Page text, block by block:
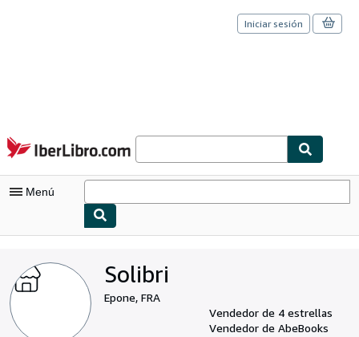
Pasar al contenido principal
IberLibro.com
Iniciar sesión
Menú
Consultar mis pedidos
Búsqueda avanzada
Solibri
Epone, FRA
Vendedor de 4 estrellas
Vendedor de AbeBooks